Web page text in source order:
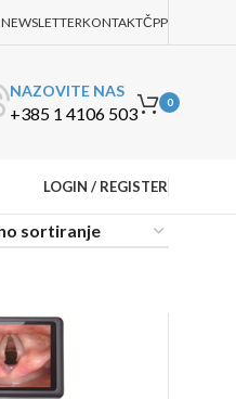
NEWSLETTERKONTAKTČPP
NAZOVITE NAS
+385 1 4106 503
0
LOGIN / REGISTER